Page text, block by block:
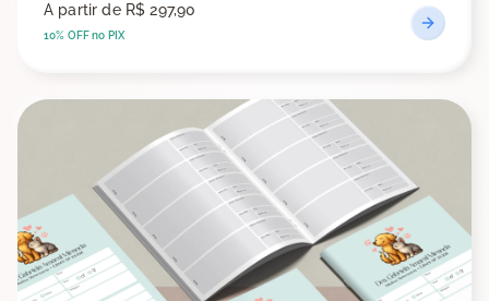
A partir de R$ 297,90
10% OFF no PIX